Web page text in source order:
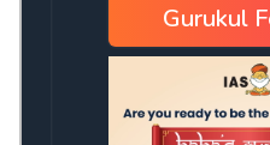
Gurukul